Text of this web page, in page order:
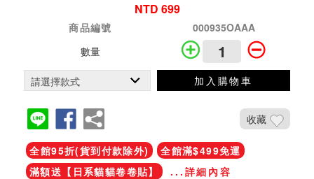
NTD 699
商品編號
000935OAAA
數量
加入購物車
收藏
全館95折(貨到付款除外)
全館滿$499免運
滿額送【日系貓貓卷卷貼】
...詳細內容